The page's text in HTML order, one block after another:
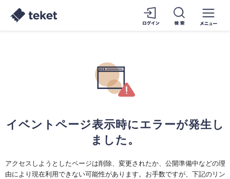
イベントページ表示時にエラーが発生し
ました。
アクセスしようとしたページは削除、変更されたか、公開準備中などの理
由により現在利用できない可能性があります。お手数ですが、下記のリン